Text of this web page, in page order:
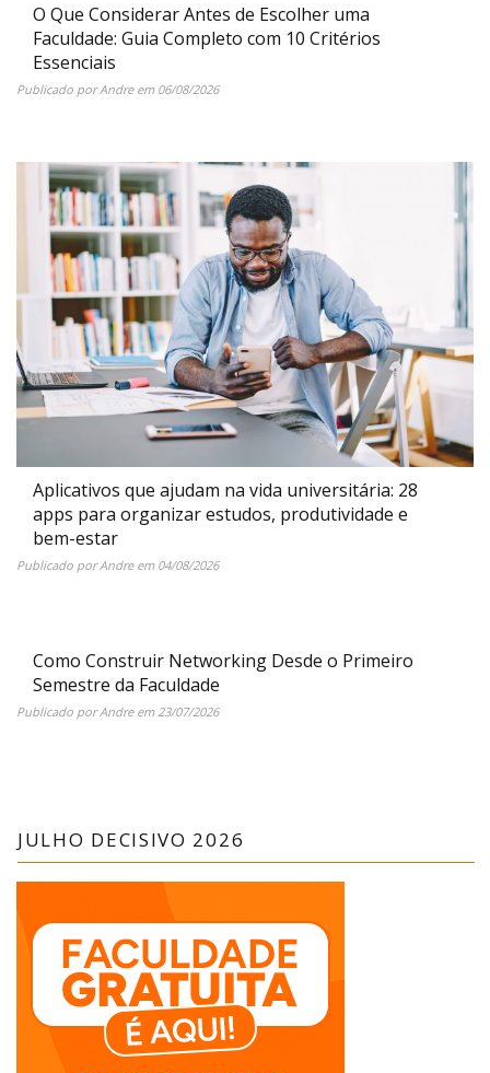
O Que Considerar Antes de Escolher uma
Faculdade: Guia Completo com 10 Critérios
Essenciais
Publicado porAndreem 06/08/2026
Aplicativos que ajudam na vida universitária: 28
apps para organizar estudos, produtividade e
bem-estar
Publicado porAndreem 04/08/2026
Como Construir Networking Desde o Primeiro
Semestre da Faculdade
Publicado porAndreem 23/07/2026
JULHO DECISIVO 2026